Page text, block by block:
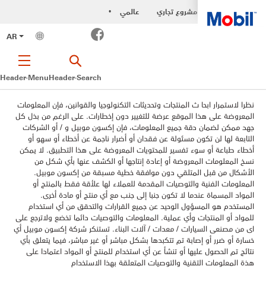
مشروع تجاري •
عالمي
AR
Facebook
Header-MenuHeader-Search
نظرا لاستمرار ابحا ث المنتجات وتحديثات التكنولوجيا والقوانين، فإن المعلومات
المعروضة على هذا الموقع عرضة للتغيير دون إخطارات. على الرغم من بذل كل
جهد ممكن لضمان دقة جميع المعلومات، فإن إكسون موبيل و / أو الشركات
التابعة لها لن تكون مسئولة عن فقدان أو أضرار ناجمة عن أخطاء أو سهو أو
أخطاء طباعة أو سوء تفسير للمحتويات المعروضة على هذا التطبيق. لا يمكن
نسخ المعلومات المعروضة أو إعادة إنتاجها أو الكشف عنها بأي شكل من
الأشكال من قبل المتلقي دون موافقة خطية مسبقة من إكسون موبيل.
المعلومات الفنية والتوصيات المقدمة للعملاء لها علأقة فقط بالمنتج أو
المواد المسماة عندما لا تكون جنبا إلى جنب مع أي منتج أو مادة أخرى.
المستخدم هو المسؤول الوحيد عن جميع القرارات والتحقق من أي استخدام
للمواد أو المنتجات وأي عملية. المعلومات والتوصيات دائما تخضع ولاترجع على
اى من مصنعى السيارات / معدات / آلات البناء. تستنكر شركة إكسون موبيل أي
خسارة أو ضرر أو إصابة تم تتكبدها بشكل مباشر أو غير مباشر، فيما يتعلق بأي
نتائج تم الحصول عليها أو تنشأ عن أي استخدام للمنتج أو المواد اعتمادا على
هذة المعلومات التقنية والتوصيات المتعلقة بهذا الاستخدام